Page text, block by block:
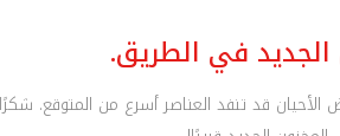
الجديد في الطريق.
بنسبة 100٪، لكن في بعض الأحيان قد تنفد العناصر أسرع من